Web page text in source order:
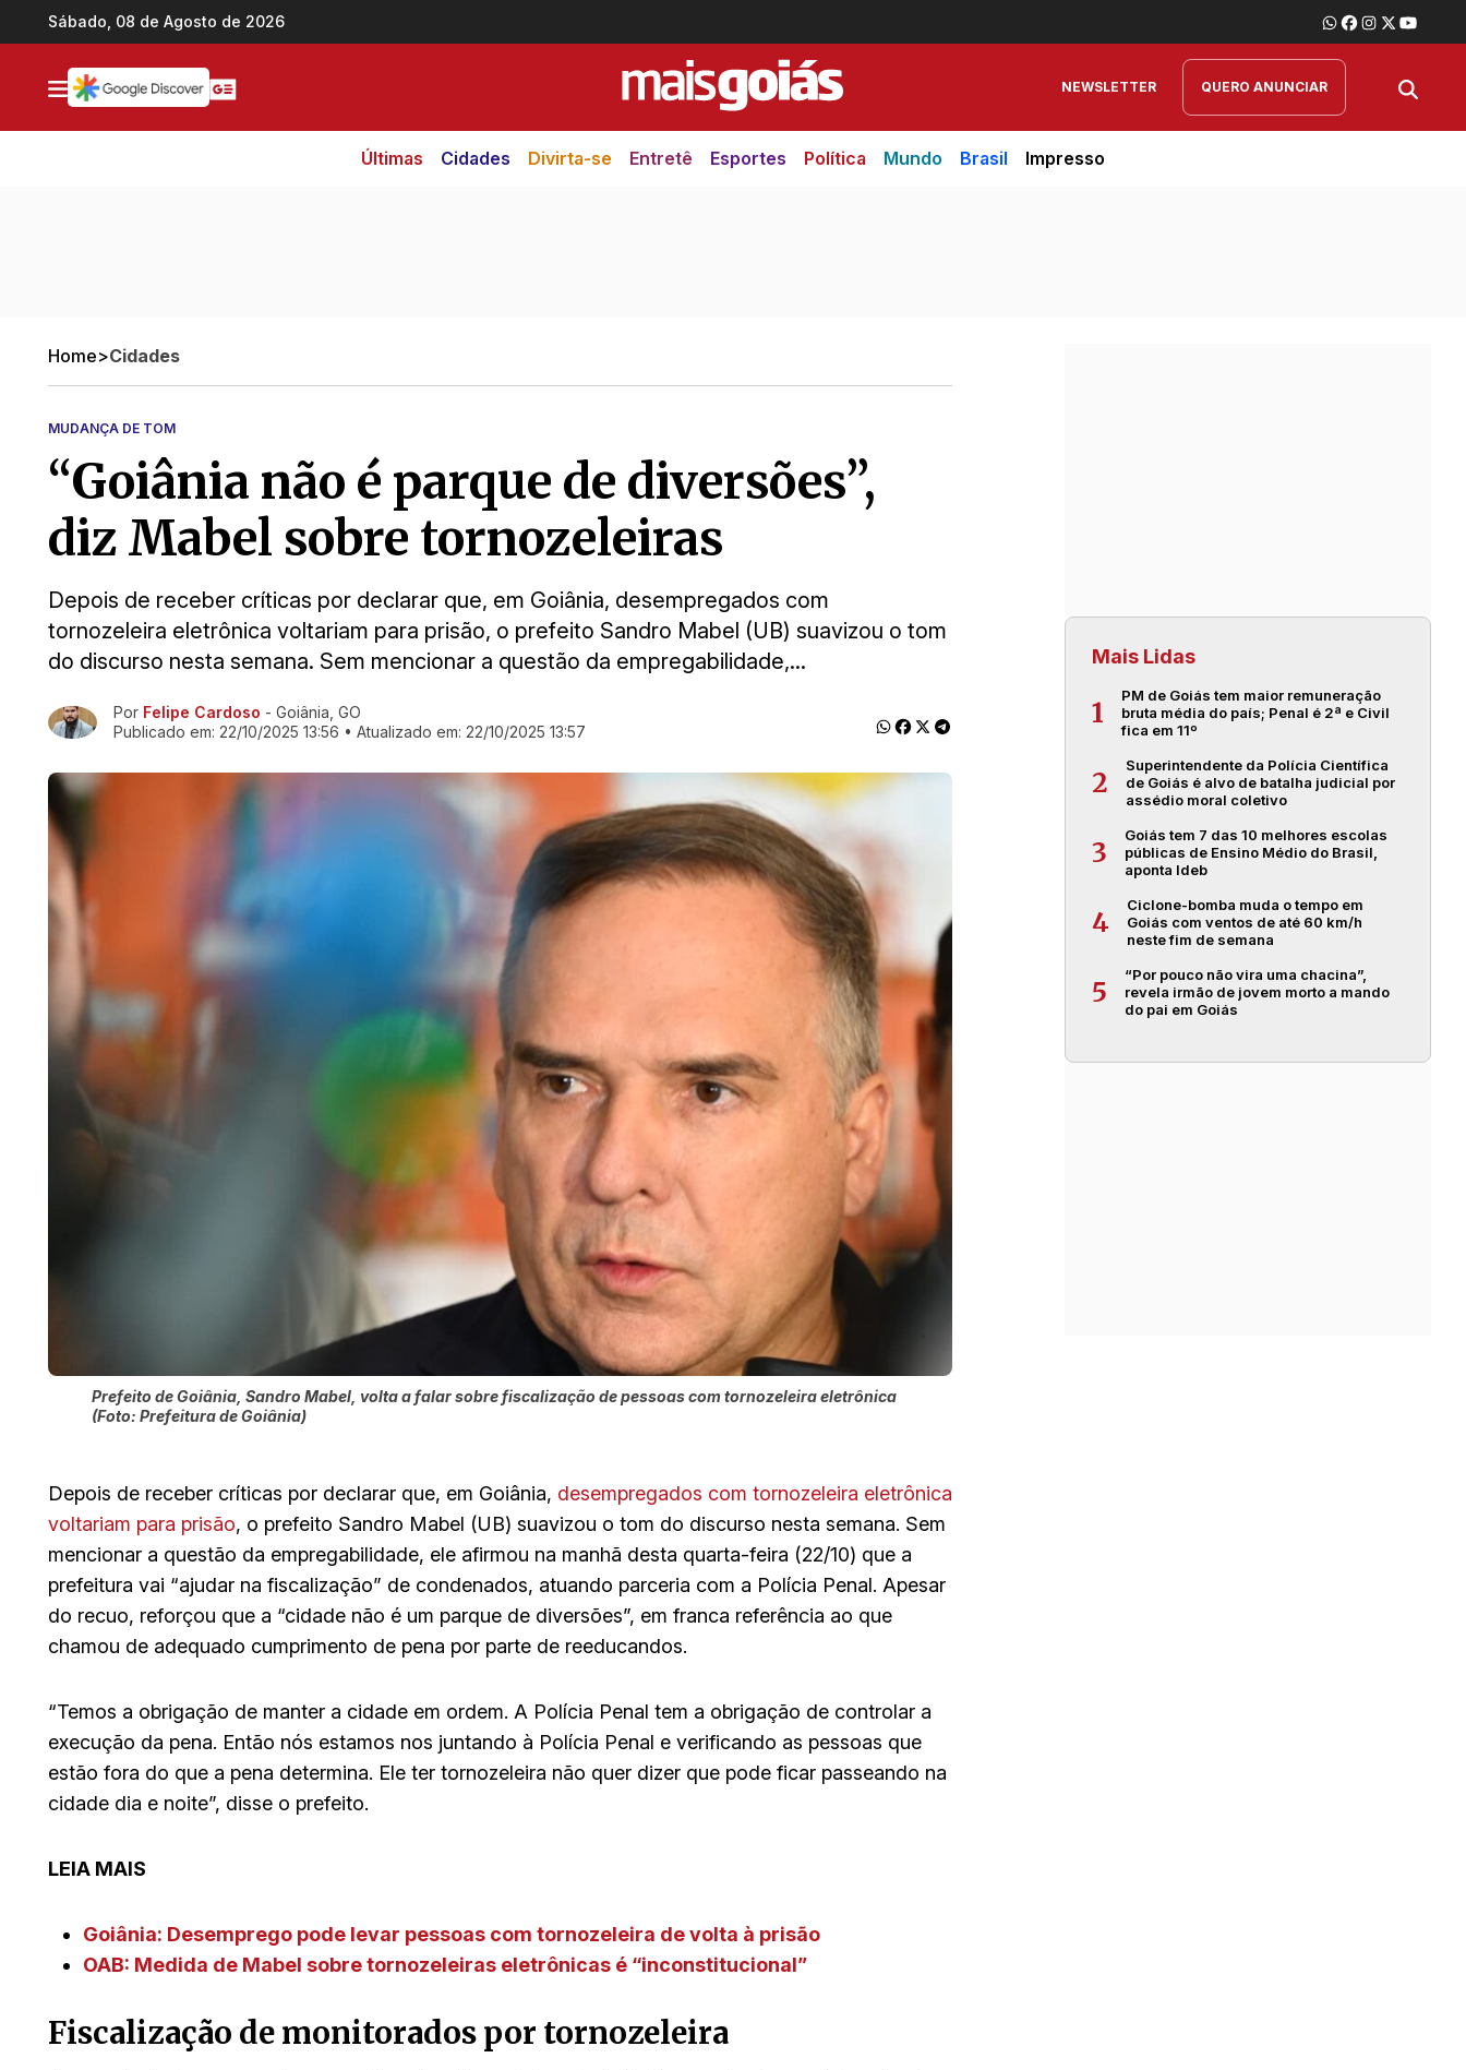
Ir direto pro conteúdo
Sábado, 08 de Agosto de 2026
NEWSLETTER QUERO ANUNCIAR
Últimas Cidades Divirta-se Entretê Esportes Política Mundo Brasil Impresso
Home>Cidades
MUDANÇA DE TOM
“Goiânia não é parque de diversões”,
diz Mabel sobre tornozeleiras
​Depois de receber críticas por declarar que, em Goiânia, desempregados com
tornozeleira eletrônica voltariam para prisão, o prefeito Sandro Mabel (UB) suavizou o tom
do discurso nesta semana. Sem mencionar a questão da empregabilidade,...
Ir direto pra matéria
Por Felipe Cardoso - Goiânia, GO
Publicado em: 22/10/2025 13:56 • Atualizado em: 22/10/2025 13:57
Prefeito de Goiânia, Sandro Mabel, volta a falar sobre fiscalização de pessoas com tornozeleira eletrônica
(Foto: Prefeitura de Goiânia)
​Depois de receber críticas por declarar que, em Goiânia, desempregados com tornozeleira eletrônica
voltariam para prisão, o prefeito Sandro Mabel (UB) suavizou o tom do discurso nesta semana. Sem
mencionar a questão da empregabilidade, ele afirmou na manhã desta quarta-feira (22/10) que a
prefeitura vai “ajudar na fiscalização” de condenados, atuando parceria com a Polícia Penal. Apesar
do recuo, reforçou que a “cidade não é um parque de diversões”, em franca referência ao que
chamou de adequado cumprimento de pena por parte de reeducandos.
“Temos a obrigação de manter a cidade em ordem. A Polícia Penal tem a obrigação de controlar a
execução da pena. Então nós estamos nos juntando à Polícia Penal e verificando as pessoas que
estão fora do que a pena determina. Ele ter tornozeleira não quer dizer que pode ficar passeando na
cidade dia e noite”, disse o prefeito.
LEIA MAIS
Goiânia: Desemprego pode levar pessoas com tornozeleira de volta à prisão
OAB: Medida de Mabel sobre tornozeleiras eletrônicas é “inconstitucional”
Fiscalização de monitorados por tornozeleira
Mais Lidas
1
PM de Goiás tem maior remuneração
bruta média do país; Penal é 2ª e Civil
fica em 11º
2
Superintendente da Polícia Científica
de Goiás é alvo de batalha judicial por
assédio moral coletivo
3
Goiás tem 7 das 10 melhores escolas
públicas de Ensino Médio do Brasil,
aponta Ideb
4
Ciclone-bomba muda o tempo em
Goiás com ventos de até 60 km/h
neste fim de semana
5
“Por pouco não vira uma chacina”,
revela irmão de jovem morto a mando
do pai em Goiás